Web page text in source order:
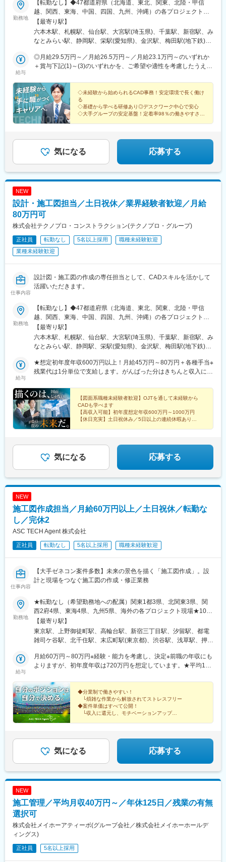
県)、三ノ宮駅、市民広場駅、計算科学センター駅、貿易センター
駅、灘駅、天神南駅、天神駅、平和通駅、博多駅、白木原駅、春
日原駅、渡辺通駅、恵庭駅、新さっぽろ駅、西１１丁目駅、バス
センター前駅、豊水すすきの駅、中央区役所前駅、東本願寺前
駅、西１５丁目駅、泉中央駅、古川駅、中野栄駅、広瀬通駅、岩
切駅、上島駅、高塚駅、遠州小松駅、日吉町駅、曳馬駅、積志
駅、みらい平駅、竜ケ崎駅、研究学園駅、玖村駅、井口駅(広島
県)、比治山下駅、矢野駅、向洋駅、岡山駅前駅、三菱自工前駅、
ケ原駅、明野駅、新鵜沼駅、小泉駅、多治見駅、上呂駅、南草津
駅、手原駅、栗東駅、上所駅、白山駅(新潟県)、高崎駅、境町駅、
新伊勢崎駅、小山駅、東宿郷駅、清陵高校前駅、湯本駅、郡山駅
(福島県)、郡山富田駅、てだこ浦西駅、美栄橋駅、壺川駅、安里
駅、都通駅、栗野駅、真幸駅、水前寺駅、藤崎宮前駅、河原町駅
崎駅、青森駅、吹越駅、西金沢駅、西泉駅、銀座一丁目駅、新板
橋駅、東銀座駅、さっぽろ駅、仙台駅、虎ノ門ヒルズ駅、新静岡
駅、近鉄名古屋駅、北鉄金沢駅、稲荷町駅(広島県)、櫛田神社前
駅、旭橋駅、住吉駅(東京都)、表参道駅、恵比寿駅、代々木八幡
駅、原宿駅、参宮橋駅、西早稲田駅、麹町駅、東新宿駅、新宿
駅(東京都)、月島駅、茅場町駅、築地駅、三越前駅、新橋駅、中野
新橋駅、下神明駅、新馬場駅、反町駅、鶴見駅、六郷土手駅、高
島町駅、桜木町駅、阪東橋駅、上星川駅、二子新地駅、横須賀
駅、新杉田駅、東千葉駅、市川駅、千葉駅、県庁前駅(千葉県)、東
海神駅、北与野駅、加茂宮駅、谷町九丁目駅、天満橋駅、大阪難
波駅、大阪城公園駅、京橋駅(大阪府)、四ツ橋駅、玉造駅、日本橋
駅(大阪府)、なにわ橋駅、肥後橋駅、阿波座駅、名古屋城駅、大須
県)、西元町駅、三宮駅(神戸新交通)、南公園駅、医療センター
駅、三宮・花時計前駅、岩屋駅(兵庫県)、西鉄福岡駅、小倉駅(福
駅、すすきの駅、西８丁目駅、西線６条駅、あおば通駅、比治山
橋駅、西川緑道公園駅、県庁通り駅、岡山駅、弥生駅、東中央町
駅、犬山遊園駅、南高崎駅、宇都宮駅東口駅、清原地区市民セン
ター前駅、牧志駅、中洲通駅、通町筋駅、慶徳校前駅、幡ケ谷
駅、板橋駅、銀座駅、西４丁目駅、霞ケ関駅(東京都)、七ツ屋駅、
丁目駅、大手町駅(東京都)、日比谷駅、馬喰町駅、京成上野駅、汐
留駅、東日本橋駅、中野富士見町駅、不動前駅、品川駅、国道
間駅、新千葉駅、与野駅、宮原駅、大江橋駅、三条駅(京都府)、常
盤駅(京都府)、大宮駅(京都府)、旧居留地・大丸前駅、花隈駅、神
戸三宮駅(阪神)、中埠頭駅、春日野道駅(阪神線)、赤坂駅(福岡
県)、西小倉駅、旦過駅、狸小路駅、西線９条旭山公園通駅、勾当
台公園駅、柳川駅、常盤駅(岡山県)、大雲寺前駅、鵜沼駅、宇都宮
勤務地
【転勤なし】◆47都道府県（北海道、東北、関東、北陸・甲信
越、関西、東海、中国、四国、九州、沖縄）の各プロジェクト先※
希望勤務地にほぼ100％配属。希望のエリアを聞かせてくださ
い。※エリアにより異なる場合がありますが、希望エリアを管轄す
る支店内で配属されています。※U・Iターン支援あり（引越し費用
社内規定あり北海道 東北／青森、岩手、宮城、秋田、山形、福島
関東／東京、神奈川、千葉、埼玉、茨城、栃木、群馬 北陸・甲信
賀、兵庫、奈良、和歌山 東海／愛知、静岡、三重、岐阜 中国・四
国／鳥取、島根、岡山、広島、山口、徳島、香川、高知、愛媛 九
州／福岡、佐賀、長崎、熊本、大分、宮崎、鹿児島、沖縄＜交通
＞各プロジェクト先により異なります。※基本的に現場へは直行直
帰。※自動車通勤OKのプロジェクトあり※通勤圏内の希望を最大限
【最寄り駅】
六本木駅、札幌駅、仙台駅、大宮駅(埼玉県)、千葉駅、新宿駅、み
なとみらい駅、静岡駅、栄駅(愛知県)、金沢駅、梅田駅(地下鉄)、
際空港駅(鉄道)、伏見駅(愛知県)、鶴舞駅、上前津駅、国際センタ
ー駅、ナゴヤドーム前矢田駅、今治駅、大手町駅(愛媛県)、梅津寺
駅、牛久駅、古河駅、鹿島神宮駅、取手駅、妹尾駅、岡山駅前
駅、大元駅、宇野駅、児島駅、茶屋町駅、牧志駅、壺川駅、小禄
駅、石嶺駅、赤嶺駅、古島駅、一ノ関駅、雫石駅、仙北町駅、盛
駅、大釜駅、二戸駅、新鵜沼駅、西岐阜駅、穂積駅、中津川駅、
土岐市駅、美濃太田駅、延岡駅、南延岡駅、運動公園駅(宮崎県)、
陸前白沢駅、美田園駅、杜せきのした駅、宇治駅(奈良線)、トロッ
コ嵯峨駅、出町柳駅、京阪山科駅、嵐山駅(阪急線)、祇園四条駅、
駅、けやき台駅、弥生が丘駅、東唐津駅、和多田駅、鉄道博物館
駅、南浦和駅、浦和美園駅、籠原駅、八木崎駅、東川口駅、近鉄
四日市駅、富田駅(三重県)、四日市駅、志摩神明駅、伊勢中川駅、
駅、高畠駅、下関駅、岩国駅、湯ノ峠駅、目出駅、新南陽駅、周
防花岡駅、塩山駅、竜王駅、猿橋駅、身延駅、韮崎駅、富士山
島県)、鹿児島中央駅前駅、霧島神宮駅、象潟駅、森岳駅、土崎
駅、角館駅、田沢湖駅、能代駅、東三条駅、糸魚川駅、まつだい
石川町駅、向ケ丘遊園駅、新丸子駅、弘前駅、七戸十和田駅、鰺
ケ沢駅、新青森駅、田舎館駅、八戸駅、掛川駅、長沼駅(静岡県)、
藤枝駅、来宮駅、本吉原駅、富士駅、羽咋駅、四十万駅、笠師保
駅、曽谷駅、鶴来駅、井口駅(石川県)、我孫子駅、佐倉駅、蘇我
駅、船橋駅、大網駅、茂原駅、今池駅(大阪府)、大阪城公園駅、な
んば駅(地下鉄)、淀屋橋駅、鶴橋駅、十三駅、佐伯駅、大在駅、東
中津駅、日田駅、天ケ瀬駅、亀川駅、愛野駅、諏訪駅、現川駅、
西浜町駅、島原駅、市布駅、穂高駅、駒ケ根駅、姨捨駅、野辺山
駅、川路駅、信濃森上駅、倉吉駅、生山駅、根雨駅、若桜駅、伯
原駅、雲州平田駅、亀嵩駅、汐留駅、日暮里駅(舎人ライナー)、末
広町駅(東京都)、北千住駅、浅草駅、押上駅、阿波橘駅、西原駅
(徳島県)、阿南駅、牟岐駅、阿波池田駅、板野駅、岡本駅(栃木
県)、宝積寺駅、佐野駅、間々田駅、那須塩原駅、下今市駅、田原
本駅、畝傍御陵前駅、鳥居前駅、郡山駅(奈良県)、平端駅、信貴山
ルパークホテル富山前、三国港駅、鯖江駅、小浜駅、越前大野
駅、森田駅、花堂駅、行橋駅、新宮中央駅、二日市駅、西鉄香椎
駅、中洲川端駅、福岡空港駅(鉄道)、湯本駅、泉駅(常磐線)、新白
河駅、湯野上温泉駅、原ノ町駅、福島学院前駅、三宮駅(神戸新交
通)、尼崎駅(東海道本線)、宝塚駅、中山寺駅、中八木駅、明石
斗駅、九度山駅、岩出駅、御坊駅、新宮駅、加太駅(和歌山県)、和
歌山大学前駅、立会川駅、王子神谷駅、赤羽駅、乃木坂駅、千葉
中央駅、新宿西口駅、新高島駅、新静岡駅、北鉄金沢駅、丸の内
駅(愛知県)、大須観音駅、名鉄名古屋駅、矢田駅(愛知県)、ＪＲ松
山駅前駅、港山駅、岡山駅、安里駅、奥武山公園駅、田茂山駅、
鵜沼駅、名取駅、宇治駅(京阪線)、嵯峨嵐山駅、元田中駅、山科
駅、嵐電嵯峨駅、京都河原町駅、新水前寺駅、人吉温泉駅、中央
前橋駅、新白島駅、琴電志度駅、栗林駅、高松駅(香川県)、春日部
駅、あすなろう四日市駅、近鉄富田駅、石山駅、大津京駅、膳所
駅、中洲通駅、高見橋駅、伊勢佐木長者町駅、馬車道駅、登戸
駅、萩ノ茶屋駅、大阪ビジネスパーク駅、大阪難波駅、なにわ橋
駅、大阪上本町駅、新地中華街駅、新橋駅、西日暮里駅、秋葉原
駅、牛田駅(東京都)、蔵前駅、とうきょうスカイツリー駅、今市
駅、西田原本駅、生駒駅、王寺駅、新魚津駅、インテック本社前
駅、サンドーム西駅、越前花堂駅、紫駅、香椎駅、呉服町駅(福岡
駅、函館駅前駅、京王八王子駅、王子駅、赤羽岩淵駅、都庁前
駅、日吉町駅、七ツ屋駅、三宮・花時計前駅、矢場町駅、近鉄名
犬山遊園駅、四宮駅、嵐山駅(京福線)、三条駅(京都府)、新水前寺
駅前駅、三俣駅、白島駅(広島高速交通線)、栗林公園北口駅、片原
町駅(香川県)、唐橋前駅、近江神宮前駅、錦駅、神田駅(鹿児島
県)、鹿児島中央駅、日本大通り駅、東静岡駅、ジヤトコ前駅、東
海神駅、動物園前駅、森ノ宮駅、なんば駅(南海線)、北浜駅(大阪
ー)、岩本町駅、京成関屋駅、田原町駅(東京都)、曳舟駅、宝山寺
駅、新王寺駅、末広町駅(富山県)、富山駅、西鯖江駅、ベル前駅、
西鉄二日市駅、香椎宮前駅、櫛田神社前駅、西新町駅、北１２条
給与
◎月給29.5万円～／月給26.5万円～／月給23.1万円～のいずれか
＋賞与下記(1)～(3)のいずれかを、ご希望や適性を考慮したうえで
1,000円＋賞与年2回（計2ヶ月分）※固定残業なし(2)月給26万
5,000円＋賞与なし（一律支給の業績手当6万6,200円を含む）※固
定残業なし(3)月給29万5,675円＋賞与なし（一律支給の業績手当6
万6,200円＋固定残業手当15時間分／3万675円を含む※超過分は別
途支給）▼(3)の場合の社内研修中の給与月給26万5,000円＋賞与
年収例350万円（25歳／入社1年）473万円（35歳／入社3年）
652万円（39歳／入社8年）
◇未経験から始められるCAD事務！安定環境で長く働け
る
◇基礎から学べる研修あり◎デスクワーク中心で安心
◇大手グループの安定基盤！定着率98％の働きやすさ
気になる 応募する
NEW
設計・施工図担当／土日祝休／業界経験者歓迎／月給
80万円可
株式会社テクノプロ・コンストラクション(テクノプロ・グループ)
正社員 転勤なし 5名以上採用
職種未経験歓迎
業種未経験歓迎
仕事内容
設計図・施工図の作成の専任担当として、CADスキルを活かして
活躍いただきます。
勤務地
【転勤なし】◆47都道府県（北海道、東北、関東、北陸・甲信
越、関西、東海、中国、四国、九州、沖縄）の各プロジェクト先※
希望勤務地にほぼ100％配属。希望のエリアを聞かせてくださ
い。※エリアにより異なる場合がありますが、希望エリアを管轄す
る配属支店内で配属されています。※U・Iターン支援あり（引越し
り※社内規定あり※プロジェクトによりリモートワーク可能※プロ
ジェクトにより自動車通勤可能北海道 東北／青森、岩手、宮城、
木、群馬 北陸・甲信越／新潟、長野、富山、石川、福井、山梨 関
西／大阪、京都、滋賀、兵庫、奈良、和歌山 東海／愛知、静岡、
三重、岐阜 中国・四国／鳥取、島根、岡山、広島、山口、徳島、
香川、高知、愛媛 九州／福岡、佐賀、長崎、熊本、大分、宮崎、
鹿児島、沖縄＜交通＞各プロジェクト先により異なります。※基本
圏内の希望を最大限考慮。
【最寄り駅】
六本木駅、札幌駅、仙台駅、大宮駅(埼玉県)、千葉駅、新宿駅、み
なとみらい駅、静岡駅、栄駅(愛知県)、金沢駅、梅田駅(地下鉄)、
際空港駅(鉄道)、伏見駅(愛知県)、鶴舞駅、上前津駅、国際センタ
ー駅、ナゴヤドーム前矢田駅、今治駅、大手町駅(愛媛県)、梅津寺
駅、牛久駅、古河駅、鹿島神宮駅、取手駅、妹尾駅、岡山駅前
駅、大元駅、宇野駅、児島駅、茶屋町駅、牧志駅、壺川駅、小禄
駅、石嶺駅、赤嶺駅、古島駅、一ノ関駅、雫石駅、仙北町駅、盛
駅、大釜駅、二戸駅、新鵜沼駅、西岐阜駅、穂積駅、中津川駅、
土岐市駅、美濃太田駅、延岡駅、南延岡駅、運動公園駅(宮崎県)、
陸前白沢駅、美田園駅、杜せきのした駅、宇治駅(奈良線)、トロッ
コ嵯峨駅、出町柳駅、京阪山科駅、嵐山駅(阪急線)、祇園四条駅、
駅、けやき台駅、弥生が丘駅、東唐津駅、和多田駅、鉄道博物館
駅、南浦和駅、浦和美園駅、籠原駅、八木崎駅、東川口駅、近鉄
四日市駅、富田駅(三重県)、四日市駅、志摩神明駅、伊勢中川駅、
駅、高畠駅、下関駅、岩国駅、湯ノ峠駅、目出駅、新南陽駅、周
駅、南彦根駅、阿久根駅、吉松駅、加治木駅、市立病院前駅(鹿児
島県)、鹿児島中央駅前駅、霧島神宮駅、象潟駅、森岳駅、土崎
駅、直江津駅、東新潟駅、弥彦駅、戸塚駅、関内駅、石川町駅、
向ケ丘遊園駅、新丸子駅、弘前駅、七戸十和田駅、鰺ケ沢駅、新
青森駅、田舎館駅、八戸駅、掛川駅、長沼駅(静岡県)、藤枝駅、来
宮駅、本吉原駅、富士駅、羽咋駅、四十万駅、笠師保駅、曽谷
駅、鶴来駅、井口駅(石川県)、我孫子駅、佐倉駅、蘇我駅、船橋
(地下鉄)、淀屋橋駅、鶴橋駅、十三駅、佐伯駅、大在駅、東中津
駅、日田駅、天ケ瀬駅、亀川駅、愛野駅、諏訪駅、現川駅、西浜
川路駅、信濃森上駅、倉吉駅、生山駅、根雨駅、若桜駅、伯耆大
山駅、東山公園駅(鳥取県)、木次駅、津和野駅、大津町駅、荘原
駅、雲州平田駅、亀嵩駅、汐留駅、日暮里駅(舎人ライナー)、末広
町駅(東京都)、北千住駅、浅草駅、押上駅、阿波橘駅、西原駅(徳
島県)、阿南駅、牟岐駅、阿波池田駅、板野駅、岡本駅(栃木県)、
駅、滑川駅、魚津駅、高岡駅、鐘釣駅、若栗駅、オークスカナル
パークホテル富山前、三国港駅、鯖江駅、小浜駅、越前大野駅、
森田駅、花堂駅、行橋駅、新宮中央駅、二日市駅、西鉄香椎駅、
中洲川端駅、福岡空港駅(鉄道)、湯本駅、泉駅(常磐線)、新白河
駅、湯野上温泉駅、原ノ町駅、福島学院前駅、三宮駅(神戸新交
駅、旭川四条駅、小樽駅、新千歳空港駅(鉄道)、函館駅、新函館北
斗駅、九度山駅、岩出駅、御坊駅、新宮駅、加太駅(和歌山県)、和
歌山大学前駅、立会川駅、王子神谷駅、赤羽駅、乃木坂駅、千葉
中央駅、新宿西口駅、新高島駅、新静岡駅、北鉄金沢駅、丸の内
駅(愛知県)、大須観音駅、名鉄名古屋駅、矢田駅(愛知県)、ＪＲ松
山駅前駅、港山駅、岡山駅、安里駅、奥武山公園駅、田茂山駅、
鵜沼駅、名取駅、宇治駅(京阪線)、嵯峨嵐山駅、元田中駅、山科
給与
★想定初年度年収600万円以上！月給45万円～80万円＋各種手当※
残業代は1分単位で支給します。がんばった分はきちんと収入に還
ます。＜年収例＞・714万円（38歳）・874万円（49歳）・1085
万円（56歳）
【図面系職種未経験者歓迎】OJTを通して未経験から
CADも学べます
【高収入可能】初年度想定年収600万円～1000万円
【休日充実】土日祝休み／5日以上の連続休暇あり
気になる 応募する
NEW
施工図作成担当／月給60万円以上／土日祝休／転勤な
し／完休2
ASC TECH Agent 株式会社
正社員 転勤なし 5名以上採用 職種未経験歓迎
仕事内容
【大手ゼネコン案件多数】未来の景色を描く「施工図作成」。設
計と現場をつなぐ施工図の作成・修正業務
勤務地
★転勤なし（希望勤務地への配属）関東1都3県、北関東3県、関
西2府4県、東海4県、九州5県、海外の各プロジェクト現場★10名
以上の積極採用★U・Iターン歓迎！★海外で働くチャンスあり！
★入社時に引越しが必要な場合は転居費用を会社が全額負担！
（自己負担のかからない社員寮も利用可能）★マイカー通勤可※案
るほど、ニーズの高いポジション。業界内での雇用を創出しつ
つ、安定した働き方が実現できるように、労働条件の整備も行っ
玉、茨城、栃木、群馬■関西／大阪、兵庫、京都、奈良、滋賀、和
歌山■東海／愛知、岐阜、三重、静岡■九州／福岡、鹿児島、熊
本、大分、長崎■海外／シンガポール、ミャンマー、バングラデシ
ュ、メキシコ、ドバイ、台湾海外にも事業を展開し、技術者がグ
ローバルに活躍できる環境です！
【最寄り駅】
東京駅、上野御徒町駅、高輪台駅、新宿三丁目駅、汐留駅、都電
雑司ケ谷駅、北千住駅、末広町駅(東京都)、渋谷駅、浅草駅、押上
駅(東京都)、大門駅(東京都)、有楽町駅、新横浜駅、小田原駅、新
高島駅、大船駅、鎌倉駅、関内駅、藤沢本町駅、片瀬江ノ島駅、
中華街駅、上強羅駅、鴨宮駅、姥子駅、初石駅、新千葉駅、東京
ディズニーランド・ステーション駅、京成西船駅、京成成田駅、
海浜幕張駅、柏駅、松戸駅、おゆみ野駅、船橋駅、佐倉駅、京成
千葉駅、新鎌ケ谷駅、成田空港駅(鉄道)、大宮駅(埼玉県)、志茂
駅、熊谷駅、浦和美園駅、東川口駅、所沢駅、籠原駅、南浦和
浦和駅、八木崎駅、水戸駅、つくば駅、守谷駅、日立駅、土浦
駅、古河駅、工機前駅、ひたち野うしく駅、石岡駅、取手駅、東
崎問屋町駅、水上駅、板倉東洋大前駅、南方駅(大阪府)、西梅田
駅、阿倍野駅(阪堺線)、京橋駅(大阪府)、安治川口駅、なんば駅(地
下鉄)、鶴橋駅、今宮戎駅、十三駅、大阪城公園駅、門真南駅、心
斎橋駅、万博記念公園駅、堺筋本町駅、姫路駅、三ノ宮駅、城崎
園駅、尼崎駅(東海道本線)、中山寺駅、中八木駅、西神中央駅、宝
給与
月給60万円～80万円※経験・能力を考慮し、決定※前職の年収にも
よりますが、初年度年収は720万円を想定しています。★平均120
UP事例＞入社前 入社後年収480万円⇒年収650万円年収
600万円⇒年収800万円年収780万円⇒年収1000万円 ※大手ゼネコ
ン出身「社員の安心と幸せを第一に考える会社にしたい」という
想いから、業界内でも高水準となる月給60万円以上を用意しまし
た。担当プロジェクトも収入や働き方など、重視するポイントに
さい。＜年収例＞754万円／38歳1256万円／50歳787万円／62歳
865万円／40歳
◆分業制で働きやすい！
└煩雑な作業から解放されてストレスフリー
◆案件単価はすべて公開！
└収入に還元し、モチベーションアップ
気になる 応募する
NEW
施工管理／平均月収40万円～／年休125日／残業の有無
選択可
株式会社メイホーアティーボ(グループ会社／株式会社メイホーホールデ
ィングス)
正社員 5名以上採用